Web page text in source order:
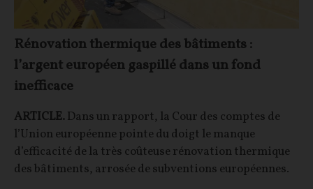
Rénovation thermique des bâtiments :
l’argent européen gaspillé dans un fond
inefficace
ARTICLE.Dans un rapport, la Cour des comptes de
l’Union européenne pointe du doigt le manque
d’efficacité de la très coûteuse rénovation thermique
des bâtiments, arrosée de subventions européennes.